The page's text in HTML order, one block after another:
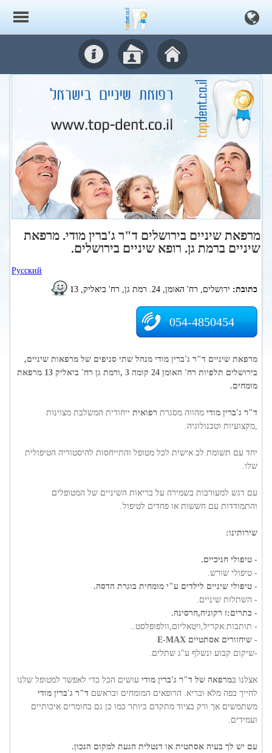
מרפאת שיניים בירושלים ד"ר ג'ברין מודי. מרפאת
שיניים ברמת גן. רופא שיניים בירושלים.
Русский
כתובת: ירושלים, רח' האומן, 24. רמת גן, רח' ביאליק, 13
054-4850454
מרפאת שיניים ד"ר ג'ברין מודי מנהל שתי סניפים של מרפאות שיניים,
בירושלים תלפיות רח' האומן 24 קומה 3 ,ורמת גן רח' ביאליק 13 מרפאת
מומחים.
ד"ר ג'ברין מודי מהווה מסגרת רפואית ייחודית המשלבת מצוינות
,מקצועיות וטכנולוגיה.
יחד עם תשומת לב אישית לכל מטופל והתייחסות להיסטוריה הטיפולית
שלו.
עם דגש למעורבות בשמירה על בריאות השיניים של המטופלים
והתמודדות עם חששות או פחדים לטיפול.
שירותינו:
- טיפולי חניכיים.
- טיפולי שורש.
- טיפולי שיניים לילדים ע"י מומחית בוגרת הדסה.
- השתלות שיניים.
- כתרים:ז רקוניה,חרסינה.
- תותבות:אקריל,ויטאליום,וולפופלסט..
- שיחזורים אסתטיים E-MAX
-שיקום קבוע ונשלף ע"ג שתלים.
אצלנו במרפאה של ד"ר ג'ברין מודי עושים הכל כדי לאפשר למטופל שלנו
לחייך בפה מלא ובריא. הרופאים המומחים ובראשם ד"ר ג'ברין מודי
משתמשים אך ורק בציוד מתקדם ביותר כמו כן גם בחומרים איכותיים
ועמידים.
עם יש לך בעיה אסתטית או דנטלית הגעת למקום הנכון.